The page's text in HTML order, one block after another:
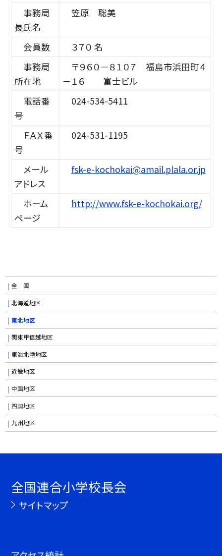
事務局
長氏名
笠原 聡美
会員数
３７０ 名
事務局
所在地
〒９６０－８１０７ 福島市浜田町４
－１６ 富士ビル
電話番
号
024-534-5411
ＦＡＸ番
号
024-531-1195
メール
アドレス
fsk-e-kochokai@amail.plala.or.jp
ホーム
ページ
http://www.fsk-e-kochokai.org/
全 国
北海道地区
東北地区
関東甲信越地区
東海北陸地区
近畿地区
中国地区
四国地区
九州地区
全国連合小学校長会
サイトマップ